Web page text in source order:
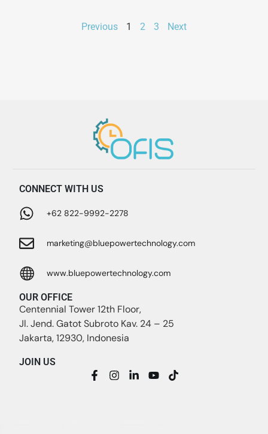
Previous 1 2 3 Next
CONNECT WITH US
+62 822-9992-2278
marketing@bluepowertechnology.com
www.bluepowertechnology.com
OUR OFFICE
Centennial Tower 12th Floor,
Jl. Jend. Gatot Subroto Kav. 24 – 25
Jakarta, 12930, Indonesia
JOIN US